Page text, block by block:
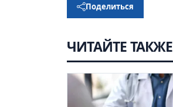
Поделиться
ЧИТАЙТЕ ТАКЖЕ